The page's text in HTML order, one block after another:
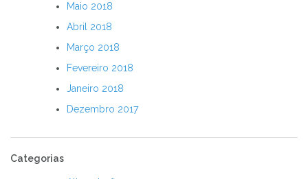
Maio 2018
Abril 2018
Março 2018
Fevereiro 2018
Janeiro 2018
Dezembro 2017
Categorias